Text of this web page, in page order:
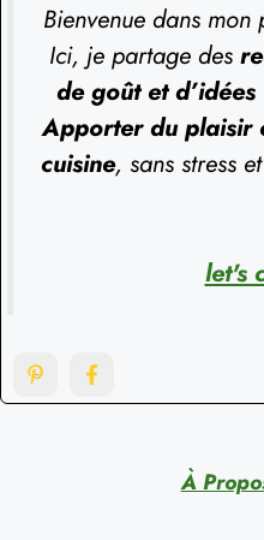
Bienvenue dans
Ici, je partage des
de goût et
Apporter du plaisir
cuisine, sans stress
let's
À